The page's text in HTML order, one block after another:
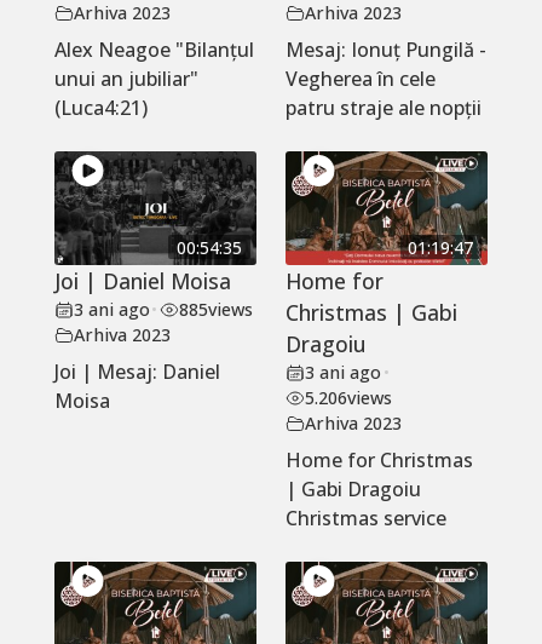
Arhiva 2023
Alex Neagoe "Bilanțul
unui an jubiliar"
(Luca4:21)
Arhiva 2023
Mesaj: Ionuț Pungilă -
Vegherea în cele
patru straje ale nopții
00:54:35
Joi | Daniel Moisa
3 ani ago• 885views
Arhiva 2023
Joi | Mesaj: Daniel
Moisa
01:19:47
Home for
Christmas | Gabi
Dragoiu
3 ani ago •
5.206views
Arhiva 2023
Home for Christmas
| Gabi Dragoiu
Christmas service